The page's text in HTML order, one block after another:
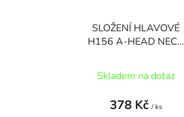
SLOŽENÍ HLAVOVÉ
H156 A-HEAD NECO
SEMI-INTEGROVANÉ
Skladem na dotaz
378 Kč / ks